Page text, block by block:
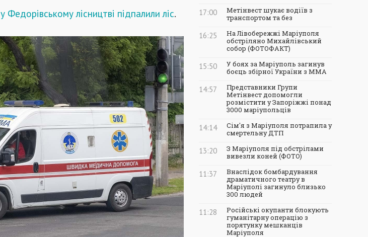
у Федорівському лісництві підпалили ліс. 17:00
Метінвест шукає водіїв з
транспортом та без
16:25
На Лівобережжі Маріуполя
обстріляно Михайлівський
собор (ФОТОФАКТ)
15:50
У боях за Маріуполь загинув
боєць збірної України з ММА
14:57
Представники Групи
Метінвест допомогли
розмістити у Запоріжжі понад
3000 маріупольців
14:14
Сім'я з Маріуполя потрапила у
смертельну ДТП
13:20
З Маріуполя під обстрілами
вивезли коней (ФОТО)
11:37
Внаслідок бомбардування
драматичного театру в
Маріуполі загинуло близько
300 людей
11:28
Російські окупанти блокують
гуманітарну операцію з
порятунку мешканців
Маріуполя